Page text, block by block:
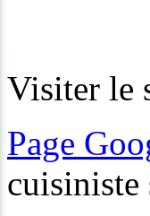
Visiter le
Page
cuisiniste